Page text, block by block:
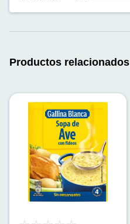
Productos relacionados